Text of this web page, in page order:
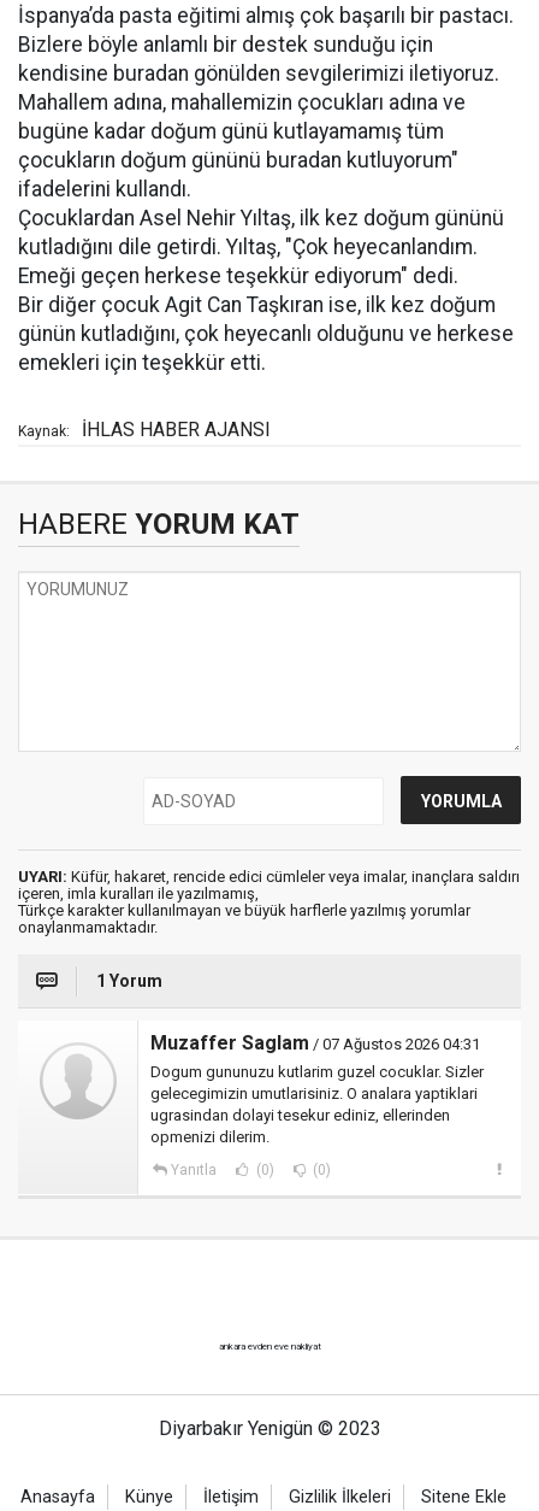
İspanya’da pasta eğitimi almış çok başarılı bir pastacı.
Bizlere böyle anlamlı bir destek sunduğu için
kendisine buradan gönülden sevgilerimizi iletiyoruz.
Mahallem adına, mahallemizin çocukları adına ve
bugüne kadar doğum günü kutlayamamış tüm
çocukların doğum gününü buradan kutluyorum"
ifadelerini kullandı.
Çocuklardan Asel Nehir Yıltaş, ilk kez doğum gününü
kutladığını dile getirdi. Yıltaş, "Çok heyecanlandım.
Emeği geçen herkese teşekkür ediyorum" dedi.
Bir diğer çocuk Agit Can Taşkıran ise, ilk kez doğum
günün kutladığını, çok heyecanlı olduğunu ve herkese
emekleri için teşekkür etti.
Kaynak: İHLAS HABER AJANSI
HABERE YORUM KAT
UYARI: Küfür, hakaret, rencide edici cümleler veya imalar, inançlara saldırı
içeren, imla kuralları ile yazılmamış,
Türkçe karakter kullanılmayan ve büyük harflerle yazılmış yorumlar
onaylanmamaktadır.
1 Yorum
Muzaffer Saglam / 07 Ağustos 2026 04:31
Dogum gununuzu kutlarim guzel cocuklar. Sizler
gelecegimizin umutlarisiniz. O analara yaptiklari
ugrasindan dolayi tesekur ediniz, ellerinden
opmenizi dilerim.
Yanıtla (0) (0)
ankara evden eve nakliyat
Diyarbakır Yenigün © 2023
Anasayfa Künye İletişim Gizlilik İlkeleri Sitene Ekle